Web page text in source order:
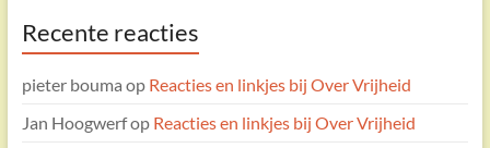
Recente reacties
pieter bouma op Reacties en linkjes bij Over Vrijheid
Jan Hoogwerfop Reacties en linkjes bij Over Vrijheid